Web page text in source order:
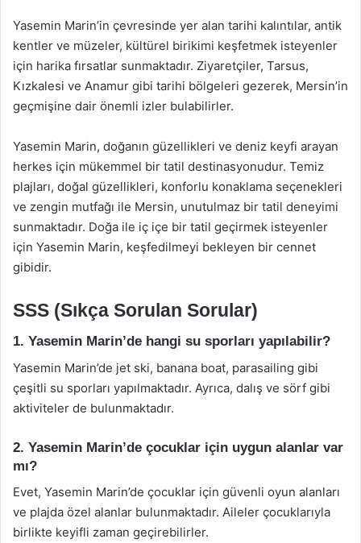
Yasemin Marin’in çevresinde yer alan tarihi kalıntılar, antik
kentler ve müzeler, kültürel birikimi keşfetmek isteyenler
için harika fırsatlar sunmaktadır. Ziyaretçiler, Tarsus,
Kızkalesi ve Anamur gibi tarihi bölgeleri gezerek, Mersin’in
geçmişine dair önemli izler bulabilirler.
Yasemin Marin, doğanın güzellikleri ve deniz keyfi arayan
herkes için mükemmel bir tatil destinasyonudur. Temiz
plajları, doğal güzellikleri, konforlu konaklama seçenekleri
ve zengin mutfağı ile Mersin, unutulmaz bir tatil deneyimi
sunmaktadır. Doğa ile iç içe bir tatil geçirmek isteyenler
için Yasemin Marin, keşfedilmeyi bekleyen bir cennet
gibidir.
SSS (Sıkça Sorulan Sorular)
1. Yasemin Marin’de hangi su sporları yapılabilir?
Yasemin Marin’de jet ski, banana boat, parasailing gibi
çeşitli su sporları yapılmaktadır. Ayrıca, dalış ve sörf gibi
aktiviteler de bulunmaktadır.
2. Yasemin Marin’de çocuklar için uygun alanlar var
mı?
Evet, Yasemin Marin’de çocuklar için güvenli oyun alanları
ve plajda özel alanlar bulunmaktadır. Aileler çocuklarıyla
birlikte keyifli zaman geçirebilirler.